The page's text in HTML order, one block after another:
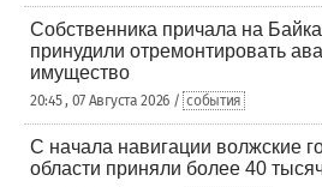
Собственника причала на
принудили отремонтировать
имущество
20:45 , 07 Августа 2026 / события
С начала навигации волжские
области приняли более 40